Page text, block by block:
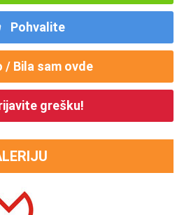
Pohvalite
/ Bila sam ovde
grešku!